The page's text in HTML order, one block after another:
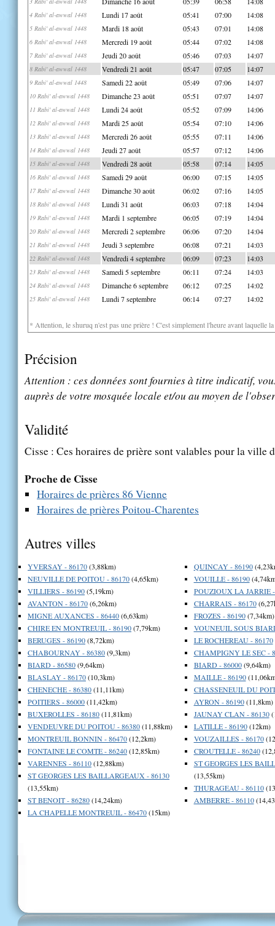
4 Rabi' al-awwal 1448 Lundi 17 août 05:41 07:00 14:08
5 Rabi' al-awwal 1448 Mardi 18 août 05:43 07:01 14:08
6 Rabi' al-awwal 1448 Mercredi 19 août 05:44 07:02 14:08
7 Rabi' al-awwal 1448 Jeudi 20 août 05:46 07:03 14:07
8 Rabi' al-awwal 1448 Vendredi 21 août 05:47 07:05 14:07
9 Rabi' al-awwal 1448 Samedi 22 août 05:49 07:06 14:07
10 Rabi' al-awwal 1448 Dimanche 23 août 05:51 07:07 14:07
11 Rabi' al-awwal 1448 Lundi 24 août 05:52 07:09 14:06
12 Rabi' al-awwal 1448 Mardi 25 août 05:54 07:10 14:06
13 Rabi' al-awwal 1448 Mercredi 26 août 05:55 07:11 14:06
14 Rabi' al-awwal 1448 Jeudi 27 août 05:57 07:12 14:06
15 Rabi' al-awwal 1448 Vendredi 28 août 05:58 07:14 14:05
16 Rabi' al-awwal 1448 Samedi 29 août 06:00 07:15 14:05
17 Rabi' al-awwal 1448 Dimanche 30 août 06:02 07:16 14:05
18 Rabi' al-awwal 1448 Lundi 31 août 06:03 07:18 14:04
19 Rabi' al-awwal 1448 Mardi 1 septembre 06:05 07:19 14:04
20 Rabi' al-awwal 1448 Mercredi 2 septembre 06:06 07:20 14:04
21 Rabi' al-awwal 1448 Jeudi 3 septembre 06:08 07:21 14:03
22 Rabi' al-awwal 1448 Vendredi 4 septembre 06:09 07:23 14:03
23 Rabi' al-awwal 1448 Samedi 5 septembre 06:11 07:24 14:03
24 Rabi' al-awwal 1448 Dimanche 6 septembre 06:12 07:25 14:02
25 Rabi' al-awwal 1448 Lundi 7 septembre 06:14 07:27 14:02
* Attention, le shuruq n'est pas une prière ! C'est simplement l'heure avant laquelle
Précision
Attention : ces données sont fournies à titre indicatif,
auprès de votre mosquée locale et/ou au moyen de
Validité
Cisse : Ces horaires de prière sont valables pour la ville
Proche de Cisse
Horaires de prières 86 Vienne
Horaires de prières Poitou-Charentes
Autres villes
YVERSAY - 86170(3,88km)
NEUVILLE DE POITOU - 86170(4,65km)
VILLIERS - 86190(5,19km)
AVANTON - 86170(6,26km)
MIGNE AUXANCES - 86440(6,63km)
CHIRE EN MONTREUIL - 86190(7,79km)
BERUGES - 86190(8,72km)
CHABOURNAY - 86380(9,3km)
BIARD - 86580(9,64km)
BLASLAY - 86170(10,3km)
CHENECHE - 86380(11,11km)
POITIERS - 86000(11,42km)
BUXEROLLES - 86180(11,81km)
VENDEUVRE DU POITOU - 86380(11,88km)
MONTREUIL BONNIN - 86470(12,2km)
FONTAINE LE COMTE - 86240(12,85km)
VARENNES - 86110(12,88km)
ST GEORGES LES BAILLARGEAUX - 86130
(13,55km)
ST BENOIT - 86280(14,24km)
LA CHAPELLE MONTREUIL - 86470(15km)
QUINCAY - 86190
VOUILLE - 86190
POUZIOUX LA JARRIE
CHARRAIS - 86170
FROZES - 86190(7,34km)
VOUNEUIL SOUS
LE ROCHEREAU - 86170
CHAMPIGNY LE SEC -
BIARD - 86000(9,64km)
MAILLE - 86190
CHASSENEUIL DU
AYRON - 86190(11,8km)
JAUNAY CLAN - 86130
LATILLE - 86190(12km)
VOUZAILLES - 86170
CROUTELLE - 86240
ST GEORGES LES
(13,55km)
THURAGEAU - 86110
AMBERRE - 86110